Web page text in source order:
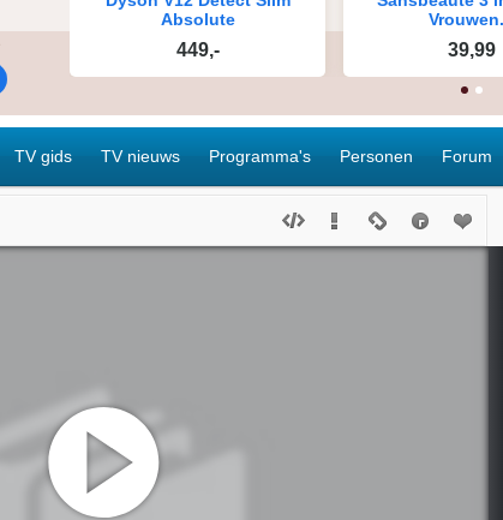
TV gids TV nieuws Programma's Personen Forum